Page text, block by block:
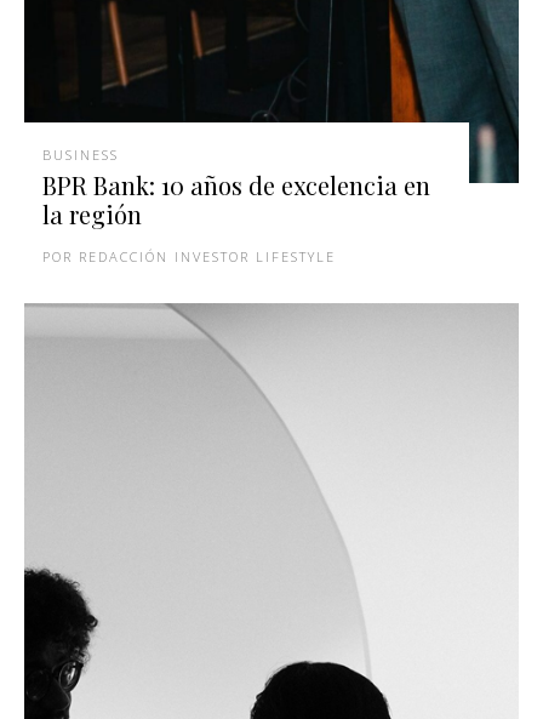
BUSINESS
BPR Bank: 10 años de excelencia en
la región
REDACCIÓN INVESTOR LIFESTYLE